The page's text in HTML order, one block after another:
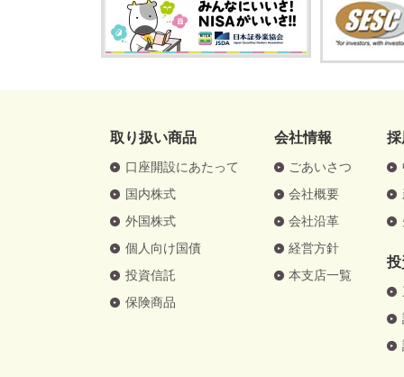
取り扱い商品
口座開設にあたって
国内株式
外国株式
個人向け国債
投資信託
保険商品
会社情報
ごあいさつ
会社概要
会社沿革
経営方針
本支店一覧